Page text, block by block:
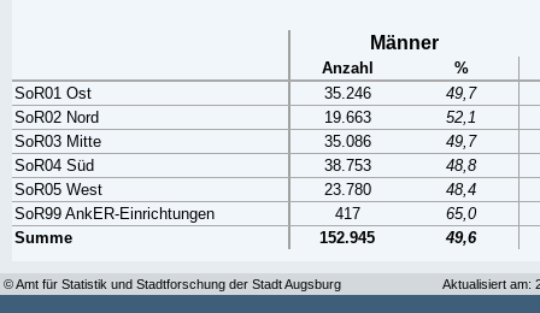
Männer
Anzahl
%
SoR01 Ost
35.246
49,7
SoR02 Nord
19.663
52,1
SoR03 Mitte
35.086
49,7
SoR04 Süd
38.753
48,8
SoR05 West
23.780
48,4
SoR99 AnkER-Einrichtungen
417
65,0
Summe
152.945 49,6
© Amt für Statistik und Stadtforschung der Stadt Augsburg Aktualisiert am: